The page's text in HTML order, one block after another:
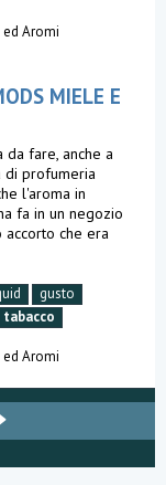
Aromi
MIELE E
da fare, anche a
di profumeria
l'aroma in
fa in un negozio
che era
gusto
tabacco
Aromi